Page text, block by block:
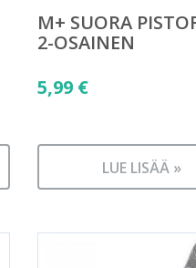
M+ SUORA
2-OSAINEN
5,99 €
LUE LISÄÄ »